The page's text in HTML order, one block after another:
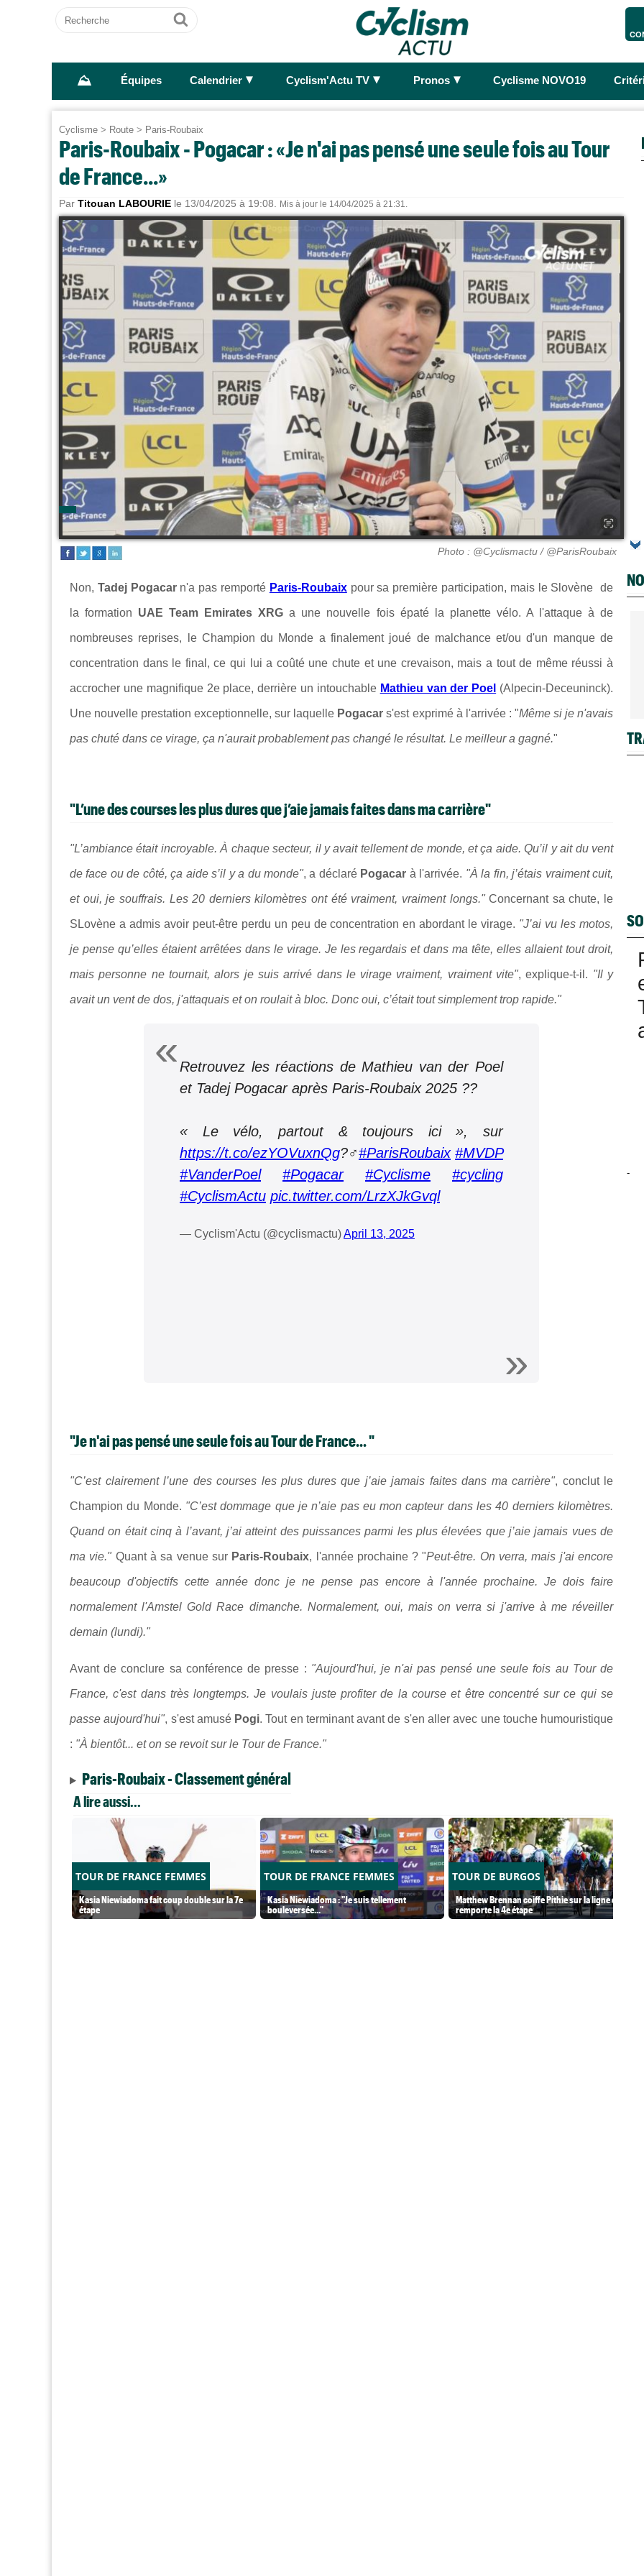
Recherche
Ok
⛰ Équipes Calendrier ► Cyclism'Actu TV ► Pronos ► Cyclisme NOVO19
Cyclisme > Route > Paris-Roubaix
Paris-Roubaix - Pogacar : «Je n'ai pas pensé une seule fois au Tour
de France...»
Par Titouan LABOURIE le 13/04/2025 à 19:08. Mis à jour le 14/04/2025 à 21:31.
Photo : @Cyclismactu / @ParisRoubaix
Non, Tadej Pogacar n'a pas remporté Paris-Roubaix pour sa première participation, mais le Slovène de
la formation UAE Team Emirates XRG a une nouvelle fois épaté la planette vélo. A l'attaque à de
nombreuses reprises, le Champion du Monde a finalement joué de malchance et/ou d'un manque de
concentration dans le final, ce qui lui a coûté une chute et une crevaison, mais a tout de même réussi à
accrocher une magnifique 2e place, derrière un intouchable Mathieu van der Poel (Alpecin-Deceuninck).
Une nouvelle prestation exceptionnelle, sur laquelle Pogacars'est exprimé à l'arrivée : "Même si je n'avais
pas chuté dans ce virage, ça n'aurait probablement pas changé le résultat. Le meilleur a gagné."
"L’une des courses les plus dures que j’aie jamais faites dans ma carrière"
"L’ambiance était incroyable. À chaque secteur, il y avait tellement de monde, et ça aide. Qu’il y ait du vent
de face ou de côté, ça aide s’il y a du monde", a déclaré Pogacar à l'arrivée. "À la fin, j’étais vraiment cuit,
et oui, je souffrais. Les 20 derniers kilomètres ont été vraiment, vraiment longs."Concernant sa chute, le
SLovène a admis avoir peut-être perdu un peu de concentration en abordant le virage. "J’ai vu les motos,
je pense qu’elles étaient arrêtées dans le virage. Je les regardais et dans ma tête, elles allaient tout droit,
mais personne ne tournait, alors je suis arrivé dans le virage vraiment, vraiment vite", explique-t-il. "Il y
avait un vent de dos, j'attaquais et on roulait à bloc. Donc oui, c’était tout simplement trop rapide."
Retrouvez les réactions de Mathieu van der Poel
et Tadej Pogacar après Paris-Roubaix 2025 ??
« Le vélo, partout & toujours ici », sur
https://t.co/ezYOVuxnQg?‍♂️#ParisRoubaix #MVDP
#VanderPoel
#Pogacar #Cyclisme
#cycling
#CyclismActu pic.twitter.com/LrzXJkGvql
— Cyclism'Actu (@cyclismactu)April 13, 2025
"Je n'ai pas pensé une seule fois au Tour de France... "
"C’est clairement l’une des courses les plus dures que j’aie jamais faites dans ma carrière", conclut le
Champion du Monde. "C’est dommage que je n’aie pas eu mon capteur dans les 40 derniers kilomètres.
Quand on était cinq à l’avant, j’ai atteint des puissances parmi les plus élevées que j’aie jamais vues de
ma vie." Quant à sa venue surParis-Roubaix, l'année prochaine ? "Peut-être. On verra, mais j'ai encore
beaucoup d'objectifs cette année donc je ne pense pas encore à l'année prochaine. Je dois faire
normalement l'Amstel Gold Race dimanche. Normalement, oui, mais on verra si j'arrive à me réveiller
demain (lundi)."
Avant de conclure sa conférence de presse : "Aujourd'hui, je n'ai pas pensé une seule fois au Tour de
France, c'est dans très longtemps. Je voulais juste profiter de la course et être concentré sur ce qui se
passe aujourd'hui", s'est amuséPogi. Tout en terminant avant de s'en aller avec une touche humouristique
: "À bientôt... et on se revoit sur le Tour de France."
Paris-Roubaix - Classement général
A lire aussi...
TOUR DE FRANCE FEMMES
Kasia Niewiadoma fait coup double sur la 7e
étape
TOUR DE FRANCE FEMMES
Kasia Niewiadoma : "Je suis tellement
bouleversée..."
TOUR DE BURGOS
Matthew Brennan coiffe Pithie sur la ligne et
remporte la 4e étape
-